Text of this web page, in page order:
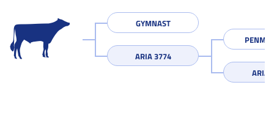
GYMNAST
ARIA 3774